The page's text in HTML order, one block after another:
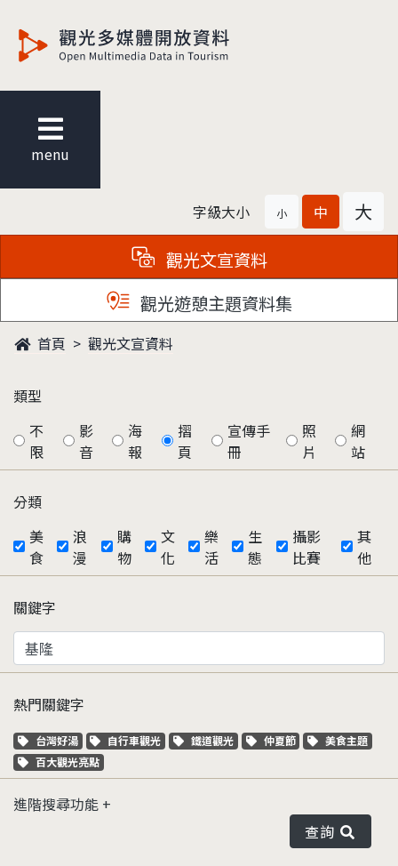
menu
字級大小 小 中 大
觀光文宣資料
觀光遊憩主題資料集
首頁 觀光文宣資料
類型
不
限
影
音
海
報
摺
頁
宣傳手
冊
照
片
網
站
分類
美
食
浪
漫
購
物
文
化
樂
活
生
態
攝影
比賽
其
他
關鍵字
熱門關鍵字
關鍵字標籤
台灣好湯 關鍵字標籤
自行車觀光 關鍵字標籤
鐵道觀光 關鍵字標籤
仲夏節 關鍵字標籤
美食主題
關鍵字標籤
百大觀光亮點
進階搜尋功能
查詢